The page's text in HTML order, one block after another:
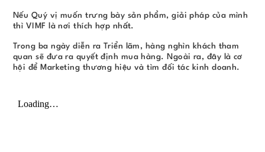
Nếu Quý vị muốn trưng bày sản phẩm, giải pháp của mình
thì VIMF là nơi thích hợp nhất.
Trong ba ngày diễn ra Triển lãm, hàng nghìn khách tham
quan sẽ đưa ra quyết định mua hàng. Ngoài ra, đây là cơ
hội để Marketing thương hiệu và tìm đối tác kinh doanh.